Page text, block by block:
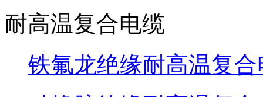
耐高温复合电缆
铁氟龙绝缘耐高温复合